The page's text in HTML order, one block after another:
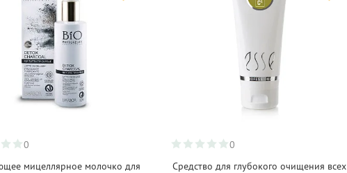
0
мицеллярное молочко для
0
Средство для глубокого очищения всех